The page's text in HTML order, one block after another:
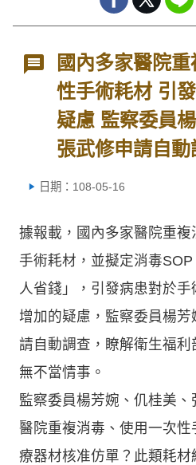
國內多家醫院
性手術耗材 引
疑慮 監察委員
張武修申請自動
日期：108-05-16
據報載，國內多家醫院重
手術耗材，並擬定消毒
人省錢」，引發病患對於
增加的疑慮，監察委員楊
請自動調查，瞭解衛生福
無不當情事。
監察委員楊芳婉、仉桂美
醫院重複消毒、使用一次
療器材核准仿單？此類耗